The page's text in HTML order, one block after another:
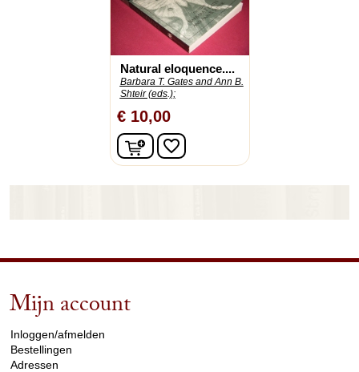
Natural eloquence....
Barbara T. Gates and Ann B.
Shteir (eds.);
€ 10,00
In winkelwagen
favorite_border
Mijn account
Inloggen/afmelden
Bestellingen
Adressen